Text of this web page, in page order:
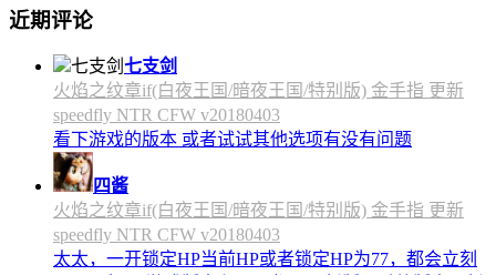
近期评论
七支剑
火焰之纹章if(白夜王国/暗夜王国/特别版) 金手指 更新
speedfly NTR CFW v20180403
看下游戏的版本 或者试试其他选项有没有问题
四酱
火焰之纹章if(白夜王国/暗夜王国/特别版) 金手指 更新
speedfly NTR CFW v20180403
太太，一开锁定HP当前HP或者锁定HP为77，都会立刻